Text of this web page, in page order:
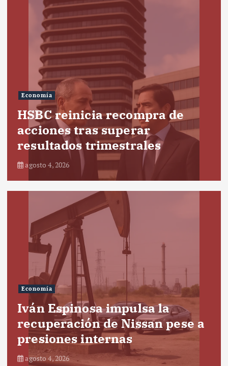
Economía
HSBC reinicia recompra de
acciones tras superar
resultados trimestrales
agosto 4, 2026
Economía
Iván Espinosa impulsa la
recuperación de Nissan pese a
presiones internas
agosto 4, 2026